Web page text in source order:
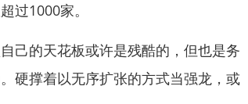
过1000家。
的天花板或许是残酷的，但也是务
硬撑着以无序扩张的方式当强龙，或